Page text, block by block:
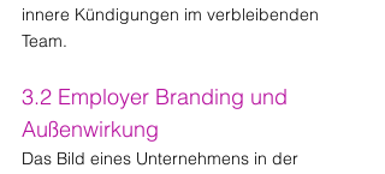
innere Kündigungen im verbleibenden
Team.
3.2 Employer Branding und
Außenwirkung
Das Bild eines Unternehmens in der